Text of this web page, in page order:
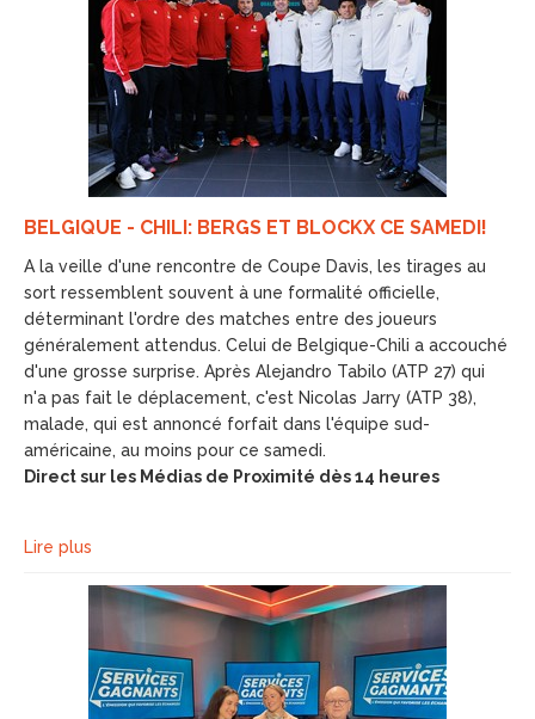
BELGIQUE - CHILI: BERGS ET BLOCKX CE SAMEDI!
A la veille d'une rencontre de Coupe Davis, les tirages au
sort ressemblent souvent à une formalité officielle,
déterminant l'ordre des matches entre des joueurs
généralement attendus. Celui de Belgique-Chili a accouché
d'une grosse surprise. Après Alejandro Tabilo (ATP 27) qui
n'a pas fait le déplacement, c'est Nicolas Jarry (ATP 38),
malade, qui est annoncé forfait dans l'équipe sud-
américaine, au moins pour ce samedi.
Direct sur les Médias de Proximité dès 14 heures
Lire plus